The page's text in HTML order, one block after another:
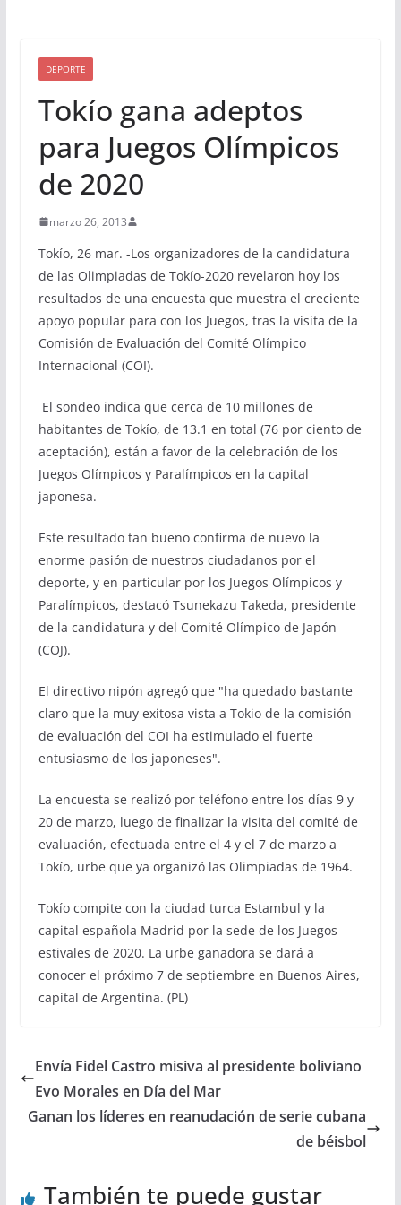
DEPORTE
Tokío gana adeptos
para Juegos Olímpicos
de 2020
marzo 26, 2013
Tokío, 26 mar. -Los organizadores de la candidatura
de las Olimpiadas de Tokío-2020 revelaron hoy los
resultados de una encuesta que muestra el creciente
apoyo popular para con los Juegos, tras la visita de la
Comisión de Evaluación del Comité Olímpico
Internacional (COI).
El sondeo indica que cerca de 10 millones de
habitantes de Tokío, de 13.1 en total (76 por ciento de
aceptación), están a favor de la celebración de los
Juegos Olímpicos y Paralímpicos en la capital
japonesa.
Este resultado tan bueno confirma de nuevo la
enorme pasión de nuestros ciudadanos por el
deporte, y en particular por los Juegos Olímpicos y
Paralímpicos, destacó Tsunekazu Takeda, presidente
de la candidatura y del Comité Olímpico de Japón
(COJ).
El directivo nipón agregó que "ha quedado bastante
claro que la muy exitosa vista a Tokio de la comisión
de evaluación del COI ha estimulado el fuerte
entusiasmo de los japoneses".
La encuesta se realizó por teléfono entre los días 9 y
20 de marzo, luego de finalizar la visita del comité de
evaluación, efectuada entre el 4 y el 7 de marzo a
Tokío, urbe que ya organizó las Olimpiadas de 1964.
Tokío compite con la ciudad turca Estambul y la
capital española Madrid por la sede de los Juegos
estivales de 2020. La urbe ganadora se dará a
conocer el próximo 7 de septiembre en Buenos Aires,
capital de Argentina. (PL)
Envía Fidel Castro misiva al presidente boliviano
Evo Morales en Día del Mar
Ganan los líderes en reanudación de serie cubana
de béisbol
También te puede gustar